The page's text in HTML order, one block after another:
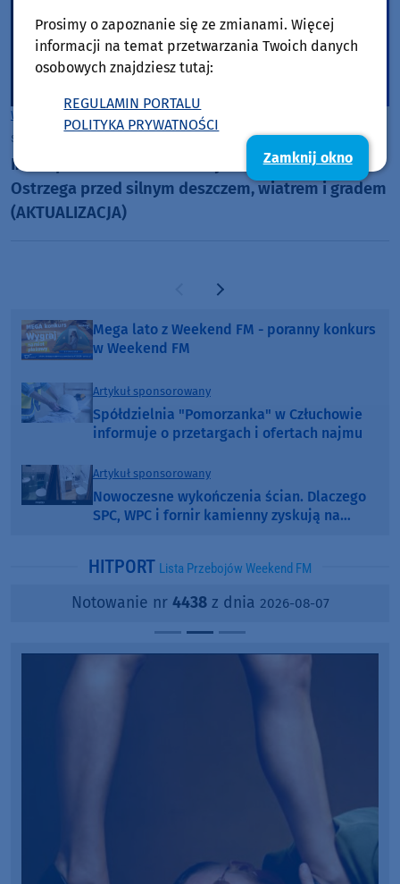
Woj. Kujawsko-pomorskie Woj. Pomorskie
środa, 5 sierpnia 2026, 07:16
IMGW podnosi alert burzowy do drugiego stopnia.
Ostrzega przed silnym deszczem, wiatrem i gradem
(AKTUALIZACJA)
Poprzednia strona
Następna strona
Mega lato z Weekend FM - poranny konkurs
w Weekend FM
Artykuł sponsorowany
Spółdzielnia "Pomorzanka" w Człuchowie
informuje o przetargach i ofertach najmu
Artykuł sponsorowany
Nowoczesne wykończenia ścian. Dlaczego
SPC, WPC i fornir kamienny zyskują na
HITPORT Lista Przebojów Weekend FM
Notowanie nr 4438z dnia 2026-08-07
Prosimy o zapoznanie się ze zmianami. Więcej
informacji na temat przetwarzania Twoich danych
osobowych znajdziesz tutaj:
REGULAMIN PORTALU
POLITYKA PRYWATNOŚCI
Zamknij okno